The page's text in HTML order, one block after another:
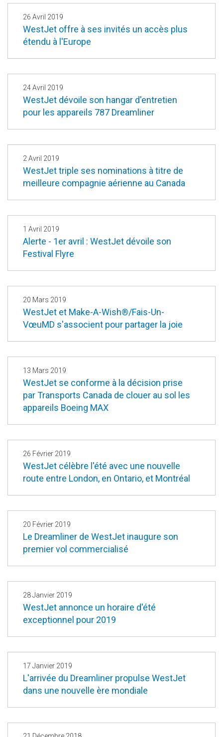
26 Avril 2019
WestJet offre à ses invités un accès plus
étendu à l'Europe
24 Avril 2019
WestJet dévoile son hangar d'entretien
pour les appareils 787 Dreamliner
2 Avril 2019
WestJet triple ses nominations à titre de
meilleure compagnie aérienne au Canada
1 Avril 2019
Alerte - 1er avril : WestJet dévoile son
Festival Flyre
20 Mars 2019
WestJet et Make-A-Wish®/Fais-Un-
VœuMD s'associent pour partager la joie
13 Mars 2019
WestJet se conforme à la décision prise
par Transports Canada de clouer au sol les
appareils Boeing MAX
26 Février 2019
WestJet célèbre l'été avec une nouvelle
route entre London, en Ontario, et Montréal
20 Février 2019
Le Dreamliner de WestJet inaugure son
premier vol commercialisé
28 Janvier 2019
WestJet annonce un horaire d'été
exceptionnel pour 2019
17 Janvier 2019
L'arrivée du Dreamliner propulse WestJet
dans une nouvelle ère mondiale